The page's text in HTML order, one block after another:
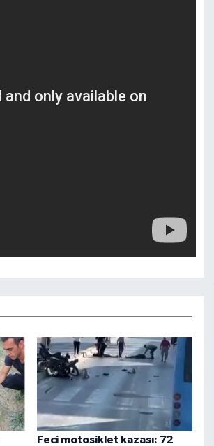
Feci motosiklet kazası: 72